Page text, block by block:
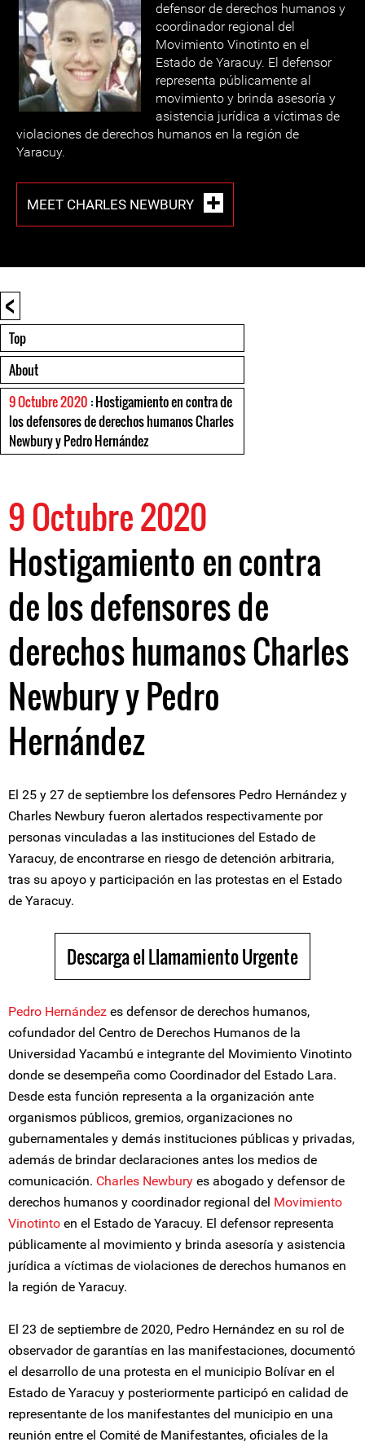
defensor de derechos humanos y
coordinador regional del
Movimiento Vinotinto en el
Estado de Yaracuy. El defensor
representa públicamente al
movimiento y brinda asesoría y
asistencia jurídica a víctimas de
violaciones de derechos humanos en la región de
Yaracuy.
MEET CHARLES NEWBURY
<
Top
About
9 Octubre 2020 : Hostigamiento en contra de
los defensores de derechos humanos Charles
Newbury y Pedro Hernández
9 Octubre 2020
Hostigamiento en contra
de los defensores de
derechos humanos Charles
Newbury y Pedro
Hernández
El 25 y 27 de septiembre los defensores Pedro Hernández y
Charles Newbury fueron alertados respectivamente por
personas vinculadas a las instituciones del Estado de
Yaracuy, de encontrarse en riesgo de detención arbitraria,
tras su apoyo y participación en las protestas en el Estado
de Yaracuy.
Descarga el Llamamiento Urgente
Pedro Hernández es defensor de derechos humanos,
cofundador del Centro de Derechos Humanos de la
Universidad Yacambú e integrante del Movimiento Vinotinto
donde se desempeña como Coordinador del Estado Lara.
Desde esta función representa a la organización ante
organismos públicos, gremios, organizaciones no
gubernamentales y demás instituciones públicas y privadas,
además de brindar declaraciones antes los medios de
comunicación. Charles Newbury es abogado y defensor de
derechos humanos y coordinador regional del Movimiento
Vinotinto en el Estado de Yaracuy. El defensor representa
públicamente al movimiento y brinda asesoría y asistencia
jurídica a víctimas de violaciones de derechos humanos en
la región de Yaracuy.
El 23 de septiembre de 2020, Pedro Hernández en su rol de
observador de garantías en las manifestaciones, documentó
el desarrollo de una protesta en el municipio Bolívar en el
Estado de Yaracuy y posteriormente participó en calidad de
representante de los manifestantes del municipio en una
reunión entre el Comité de Manifestantes, oficiales de la